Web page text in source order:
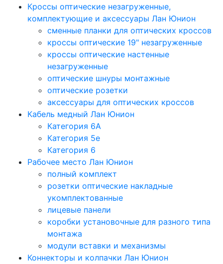
Кроссы оптические незагруженные,
комплектующие и аксессуары Лан Юнион
сменные планки для оптических кроссов
кроссы оптические 19" незагруженные
кроссы оптические настенные
незагруженные
оптические шнуры монтажные
оптические розетки
аксессуары для оптических кроссов
Кабель медный Лан Юнион
Категория 6A
Категория 5e
Категория 6
Рабочее место Лан Юнион
полный комплект
розетки оптические накладные
укомплектованные
лицевые панели
коробки установочные для разного типа
монтажа
модули вставки и механизмы
Коннекторы и колпачки Лан Юнион